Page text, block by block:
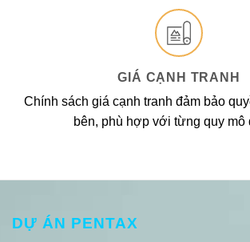
GIÁ CẠNH TRANH
Chính sách giá cạnh tranh đảm bảo
bên, phù hợp với từng quy mô
DỰ ÁN PENTAX